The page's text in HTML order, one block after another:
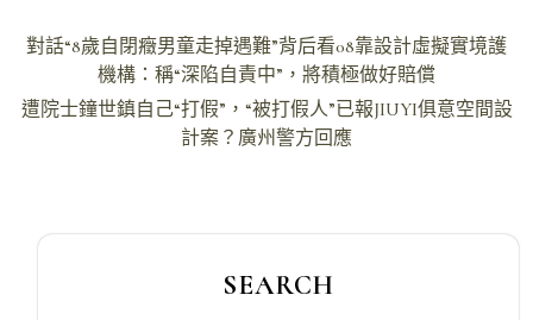
文
導
對話“8歲自閉癥男童走掉遇難”背后看08靠設計虛擬實境護
機構：稱“深陷自責中”，將積極做好賠償
遭院士鐘世鎮自己“打假”，“被打假人”已報JIUYI俱意空間設
計案？廣州警方回應
SEARCH